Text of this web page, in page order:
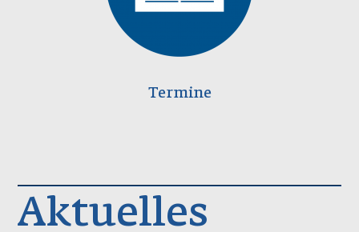
Termine
Aktuelles